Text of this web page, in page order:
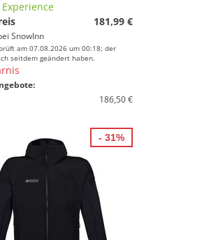
Experience
181,99 €
SnowInn
am 07.08.2026 um 00:18; der
seitdem geändert haben.
186,50 €
- 31%